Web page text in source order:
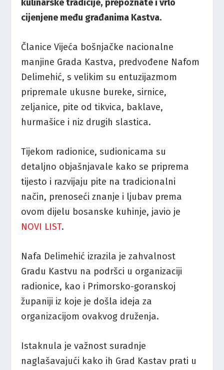
kulinarske tradicije, prepoznate i vrlo
cijenjene među građanima Kastva.
Članice Vijeća bošnjačke nacionalne
manjine Grada Kastva, predvođene Nafom
Delimehić, s velikim su entuzijazmom
pripremale ukusne bureke, sirnice,
zeljanice, pite od tikvica, baklave,
hurmašice i niz drugih slastica.
Tijekom radionice, sudionicama su
detaljno objašnjavale kako se priprema
tijesto i razvijaju pite na tradicionalni
način, prenoseći znanje i ljubav prema
ovom dijelu bosanske kuhinje, javio je
NOVI LIST.
Nafa Delimehić izrazila je zahvalnost
Gradu Kastvu na podršci u organizaciji
radionice, kao i Primorsko-goranskoj
županiji iz koje je došla ideja za
organizacijom ovakvog druženja.
Istaknula je važnost suradnje
naglašavajući kako ih Grad Kastav prati u